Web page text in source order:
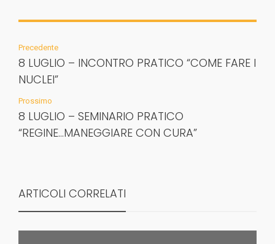
Precedente
8 LUGLIO – INCONTRO PRATICO “COME FARE I
NUCLEI”
Prossimo
8 LUGLIO – SEMINARIO PRATICO
“REGINE...MANEGGIARE CON CURA”
ARTICOLI CORRELATI